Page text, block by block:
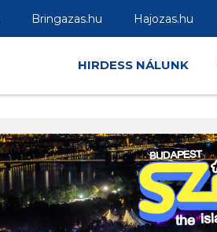
Bringazas.hu Hajozas.hu
HIRDESS NÁLUNK